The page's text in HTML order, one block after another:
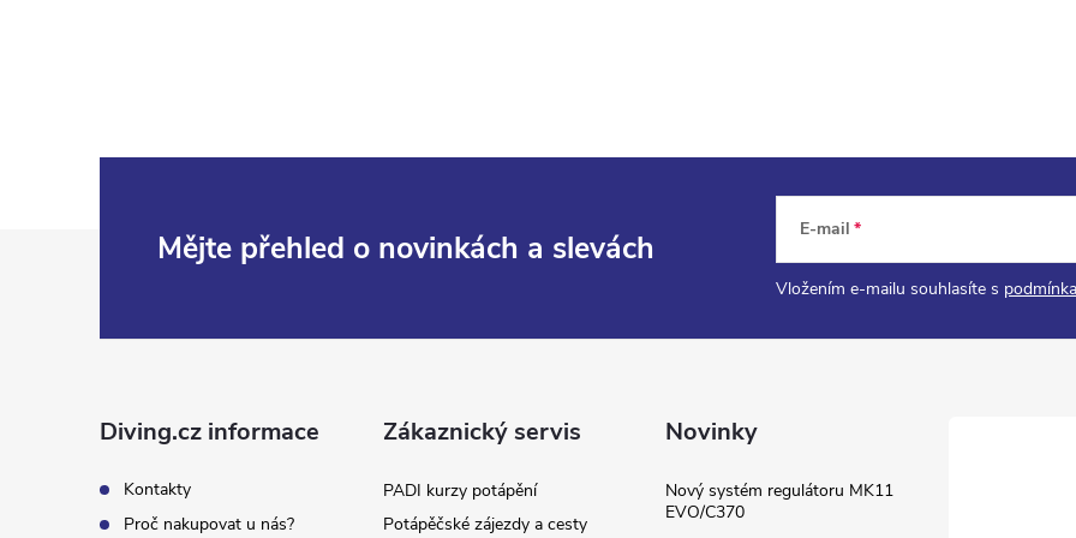
c
p
v
Mějte přehled o novinkách a slevách E-mail
Vložením e-mailu souhlasíte s
Diving.cz informace
Kontakty
Proč nakupovat u nás?
Zákaznický servis
PADI kurzy potápění
Potápěčské zájezdy a cesty
Novinky
Nový systém regulátoru MK11
EVO/C370